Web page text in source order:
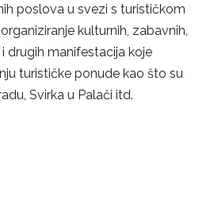
poslova u svezi s turističkom
kulturnih, zabavnih,
drugih manifestacija koje
turističke ponude kao što su
Svirka u Palači itd.